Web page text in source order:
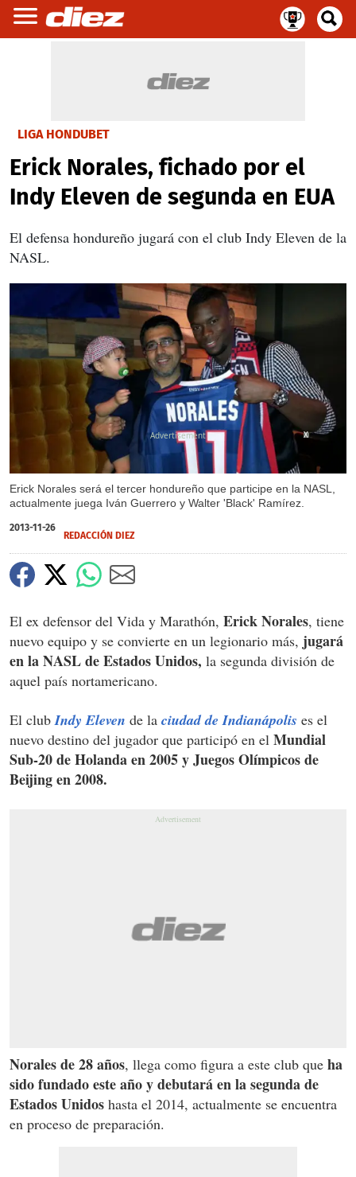
LIGA HONDUBET
Erick Norales, fichado por el
Indy Eleven de segunda en EUA
El defensa hondureño jugará con el club Indy Eleven de la
NASL.
Erick Norales será el tercer hondureño que participe en la NASL,
actualmente juega Iván Guerrero y Walter 'Black' Ramírez.
X
2013-11-26
REDACCIÓN DIEZ
El ex defensor del Vida y Marathón, Erick Norales, tiene
nuevo equipo y se convierte en un legionario más, jugará
en la NASL de Estados Unidos, la segunda división de
aquel país nortamericano.
El clubIndy Eleven de la ciudad de Indianápolis es el
nuevo destino del jugador que participó en el Mundial
Sub-20 de Holanda en 2005 y Juegos Olímpicos de
Beijing en 2008.
Norales de 28 años, llega como figura a este club que ha
sido fundado este año y debutará en la segunda de
Estados Unidos hasta el 2014, actualmente se encuentra
en proceso de preparación.